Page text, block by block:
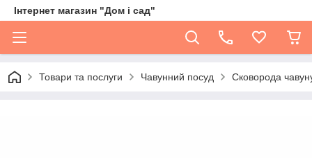
Інтернет магазин "Дом і сад"
Товари та послуги Чавунний посуд Сковорода